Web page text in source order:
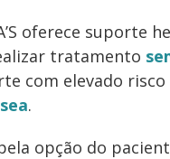
oferece suporte
tratamento
com elevado
.
opção do